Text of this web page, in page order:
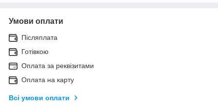
Умови оплати
Післяплата
Готівкою
Оплата за реквізитами
Оплата на карту
Всі умови оплати